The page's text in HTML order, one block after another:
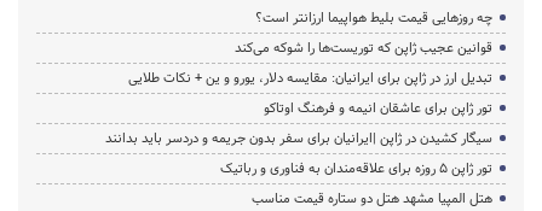
چه روزهایی قیمت بلیط هواپیما ارزانتر است؟
قوانین عجیب ژاپن که توریست‌ها را شوکه می‌کند
تبدیل ارز در ژاپن برای ایرانیان: مقایسه دلار، یورو و ین + نکات طلایی
تور ژاپن برای عاشقان انیمه و فرهنگ اوتاکو
سیگار کشیدن در ژاپن |ایرانیان برای سفر بدون جریمه و دردسر باید بدانند
تور ژاپن ۵ روزه برای علاقه‌مندان به فناوری و رباتیک
هتل المپیا مشهد هتل دو ستاره قیمت مناسب